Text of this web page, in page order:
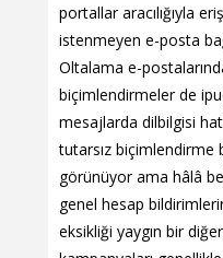
portallar aracılığıyla
istenmeyen e-posta
Oltalama e-
biçimlendirmeler de
mesajlarda dilbilgisi
tutarsız biçimlendirme
görünüyor ama hâlâ
genel hesap
eksikliği yaygın bir